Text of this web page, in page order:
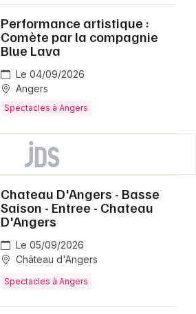
Performance artistique :
Comète par la compagnie
Blue Lava
Le 04/09/2026
Angers
Spectacles à Angers
Chateau D'Angers - Basse
Saison - Entree - Chateau
D'Angers
Le 05/09/2026
Château d'Angers
Spectacles à Angers